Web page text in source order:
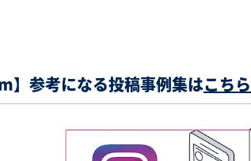
】参考になる投稿事例集はこちら